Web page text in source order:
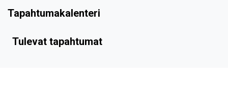
Tapahtumakalenteri
Tulevat tapahtumat